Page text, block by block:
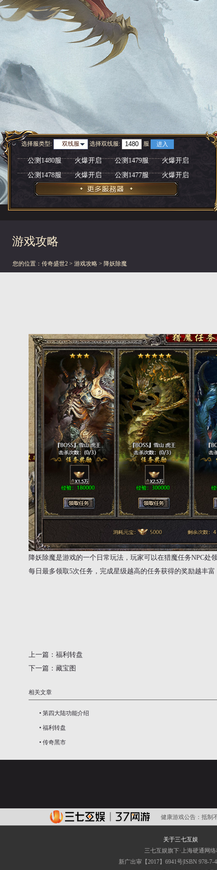
选择服类型: 双线服 选择双线服: 服 进入
公测1480服 火爆开启 公测1479服
火爆开启
公测1478服
火爆开启 公测1477服 火爆开启
游戏攻略
您的位置： 传奇盛世2 > 游戏攻略 > 降妖除魔
降妖除魔是游戏的一个日常玩法，玩家可以在猎魔任务NPC处
每日最多领取5次任务，完成星级越高的任务获得的奖励越丰
上一篇： 福利转盘
下一篇： 藏宝图
相关文章
• 第四大陆功能介绍
• 福利转盘
• 传奇黑市
健康游戏公告： 抵制
关于三七互娱
三七互娱旗下·上海硬通网
新广出审【2017】6941号|ISBN 978-